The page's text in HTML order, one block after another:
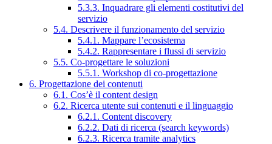
5.3.3. Inquadrare gli elementi costitutivi del
servizio
5.4. Descrivere il funzionamento del servizio
5.4.1. Mappare l’ecosistema
5.4.2. Rappresentare i flussi di servizio
5.5. Co-progettare le soluzioni
5.5.1. Workshop di co-progettazione
6. Progettazione dei contenuti
6.1. Cos’è il content design
6.2. Ricerca utente sui contenuti e il linguaggio
6.2.1. Content discovery
6.2.2. Dati di ricerca (search keywords)
6.2.3. Ricerca tramite analytics